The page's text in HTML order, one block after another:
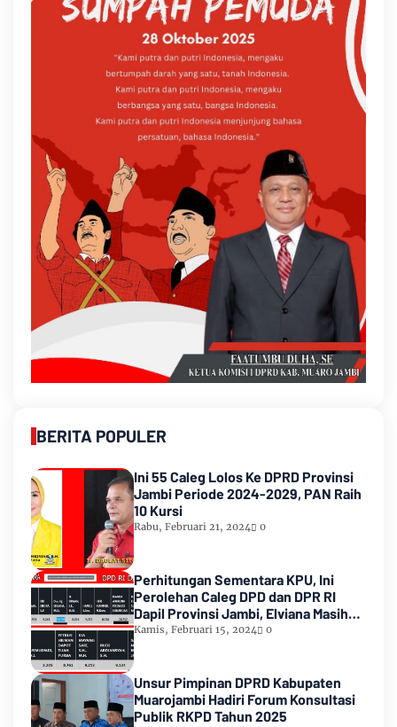
BERITA POPULER
Ini 55 Caleg Lolos Ke DPRD Provinsi
Jambi Periode 2024-2029, PAN Raih
10 Kursi
Rabu, Februari 21, 2024 0
Perhitungan Sementara KPU, Ini
Perolehan Caleg DPD dan DPR RI
Dapil Provinsi Jambi, Elviana Masih
Urutan Kedua Teratas
Kamis, Februari 15, 2024 0
Unsur Pimpinan DPRD Kabupaten
Muarojambi Hadiri Forum Konsultasi
Publik RKPD Tahun 2025